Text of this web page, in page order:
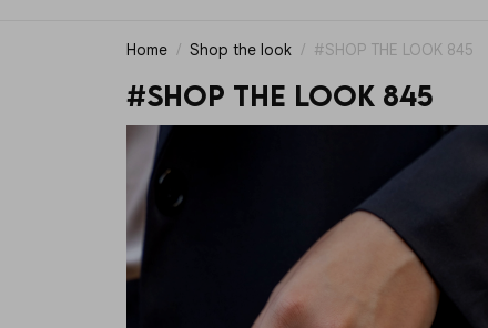
Home Shop the look #SHOP THE LOOK 845
#SHOP THE LOOK 845